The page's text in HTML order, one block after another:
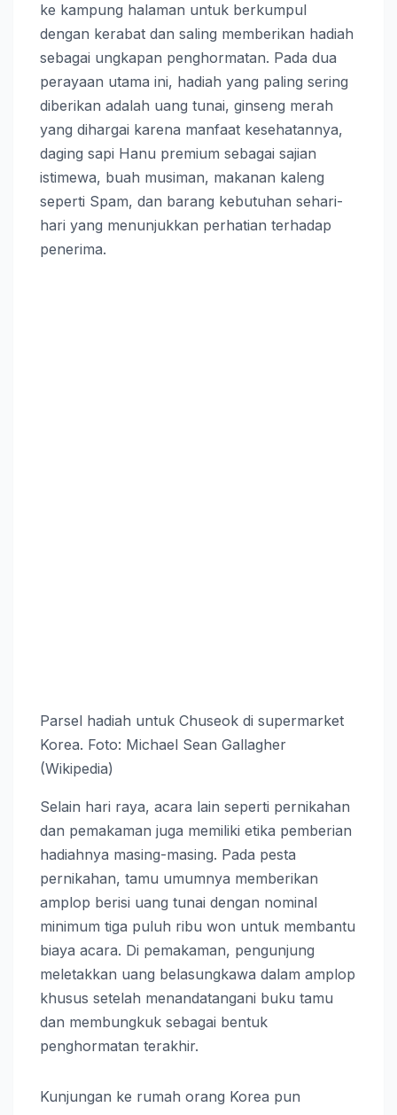
ke kampung halaman untuk berkumpul
dengan kerabat dan saling memberikan hadiah
sebagai ungkapan penghormatan. Pada dua
perayaan utama ini, hadiah yang paling sering
diberikan adalah uang tunai, ginseng merah
yang dihargai karena manfaat kesehatannya,
daging sapi Hanu premium sebagai sajian
istimewa, buah musiman, makanan kaleng
seperti Spam, dan barang kebutuhan sehari-
hari yang menunjukkan perhatian terhadap
penerima.
Parsel hadiah untuk Chuseok di supermarket
Korea. Foto: Michael Sean Gallagher
(Wikipedia)
Selain hari raya, acara lain seperti pernikahan
dan pemakaman juga memiliki etika pemberian
hadiahnya masing-masing. Pada pesta
pernikahan, tamu umumnya memberikan
amplop berisi uang tunai dengan nominal
minimum tiga puluh ribu won untuk membantu
biaya acara. Di pemakaman, pengunjung
meletakkan uang belasungkawa dalam amplop
khusus setelah menandatangani buku tamu
dan membungkuk sebagai bentuk
penghormatan terakhir.
Kunjungan ke rumah orang Korea pun